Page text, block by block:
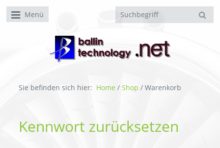
Menü
Sie befinden sich hier: Home / Shop / Warenkorb
Kennwort zurücksetzen